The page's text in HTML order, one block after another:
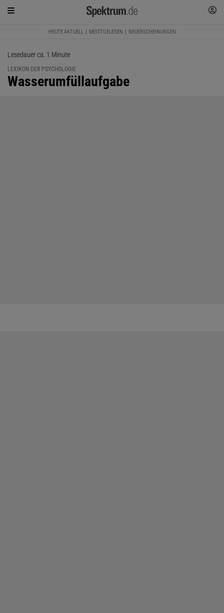
HEUTE AKTUELL MEISTGELESEN NEUERSCHEINUNGEN
Lesedauer ca. 1 Minute
LEXIKON DER PSYCHOLOGIE
:
Wasserumfüllaufgabe